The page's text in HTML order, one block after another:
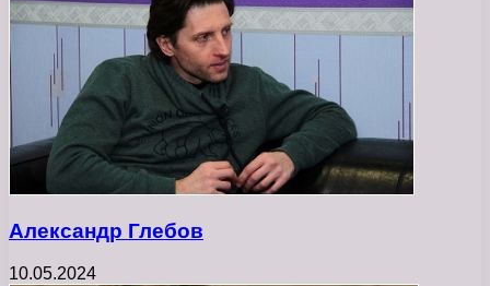
Александр Глебов
10.05.2024